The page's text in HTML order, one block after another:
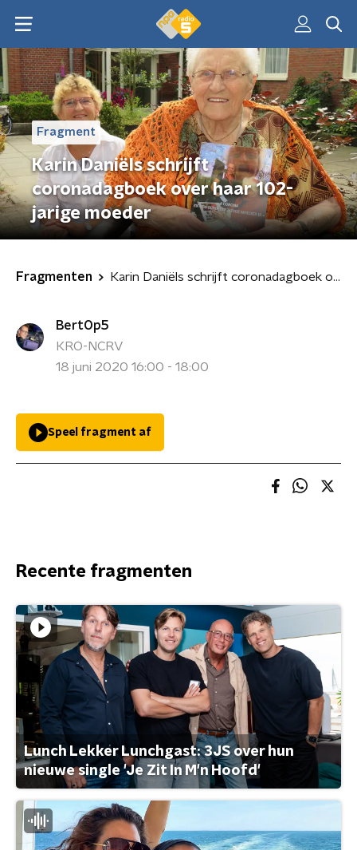
Fragment
Karin Daniëls schrijft
coronadagboek over haar 102-
jarige moeder
Fragmenten Karin Daniëls schrijft coronadagboek over haar 102-jarige moeder
BertOp5
KRO-NCRV
18 juni 2020 16:00 - 18:00
Speel fragment af
Recente fragmenten
Lunch Lekker Lunchgast: 3JS over hun
nieuwe single 'Je Zit In M'n Hoofd'